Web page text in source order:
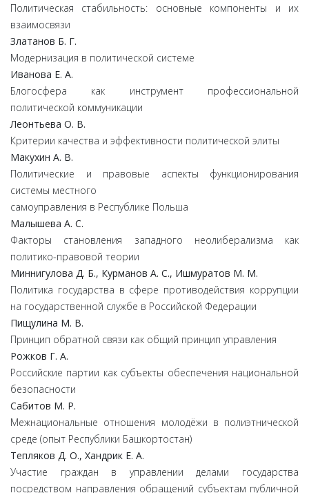
Политическая стабильность: основные компоненты и их
взаимосвязи
Златанов Б. Г.
Модернизация в политической системе
Иванова Е. А.
Блогосфера как инструмент профессиональной
политической коммуникации
Леонтьева О. В.
Критерии качества и эффективности политической элиты
Макухин А. В.
Политические и правовые аспекты функционирования
системы местного
самоуправления в Республике Польша
Малышева А. С.
Факторы становления западного неолиберализма как
политико-правовой теории
Миннигулова Д. Б., Курманов А. С., Ишмуратов М. М.
Политика государства в сфере противодействия коррупции
на государственной службе в Российской Федерации
Пищулина М. В.
Принцип обратной связи как общий принцип управления
Рожков Г. А.
Российские партии как субъекты обеспечения национальной
безопасности
Сабитов М. Р.
Межнациональные отношения молодёжи в полиэтнической
среде (опыт Республики Башкортостан)
Тепляков Д. О., Хандрик Е. А.
Участие граждан в управлении делами государства
посредством направления обращений субъектам публичной